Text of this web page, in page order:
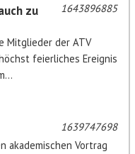
zu
1643896885
Mitglieder der ATV
feierliches Ereignis
1639747698
akademischen Vortrag